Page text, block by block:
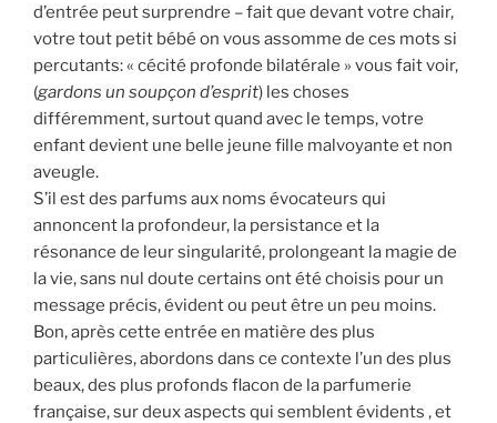
d’entrée peut surprendre – fait que devant votre chair,
votre tout petit bébé on vous assomme de ces mots si
percutants: « cécité profonde bilatérale » vous fait voir,
(gardons un soupçon d’esprit) les choses
différemment, surtout quand avec le temps, votre
enfant devient une belle jeune fille malvoyante et non
aveugle.
S’il est des parfums aux noms évocateurs qui
annoncent la profondeur, la persistance et la
résonance de leur singularité, prolongeant la magie de
la vie, sans nul doute certains ont été choisis pour un
message précis, évident ou peut être un peu moins.
Bon, après cette entrée en matière des plus
particulières, abordons dans ce contexte l’un des plus
beaux, des plus profonds flacon de la parfumerie
française, sur deux aspects qui semblent évidents , et